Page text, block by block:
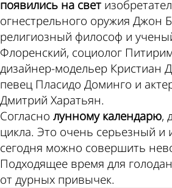
появились на свет
огнестрельного оружия Джон
религиозный философ и
Флоренский, социолог
дизайнер-модельер Кристиан
певец Пласидо Доминго и
Дмитрий Харатьян.
Согласно лунному календарю,
цикла. Это очень серьезный и
сегодня можно совершить
Подходящее время для
от дурных привычек.